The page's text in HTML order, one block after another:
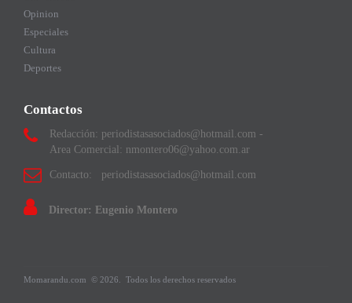
Opinion
Especiales
Cultura
Deportes
Contactos
Redacción: periodistasasociados@hotmail.com -
Area Comercial: nmontero06@yahoo.com.ar
Contacto: periodistasasociados@hotmail.com
Director: Eugenio Montero
Momarandu.com © 2026. Todos los derechos reservados